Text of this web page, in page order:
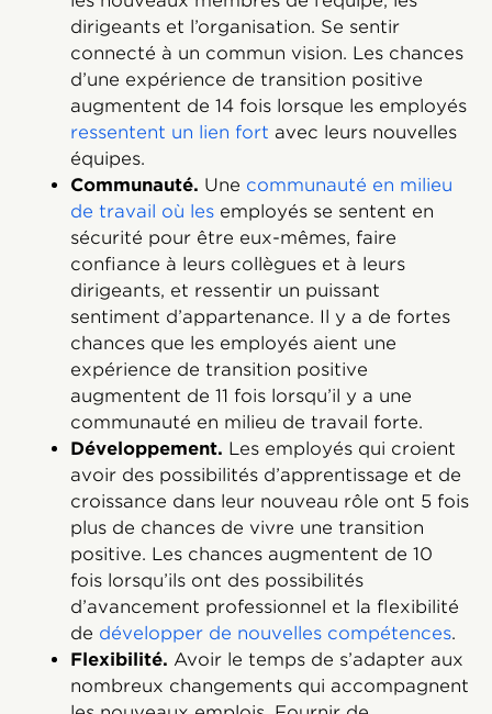
dirigeants et l’organisation. Se sentir
connecté à un commun vision. Les chances
d’une expérience de transition positive
augmentent de 14 fois lorsque les employés
ressentent un lien fort avec leurs nouvelles
équipes.
Communauté. Une communauté en milieu
de travail où les employés se sentent en
sécurité pour être eux-mêmes, faire
confiance à leurs collègues et à leurs
dirigeants, et ressentir un puissant
sentiment d’appartenance. Il y a de fortes
chances que les employés aient une
expérience de transition positive
augmentent de 11 fois lorsqu’il y a une
communauté en milieu de travail forte.
Développement. Les employés qui croient
avoir des possibilités d’apprentissage et de
croissance dans leur nouveau rôle ont 5 fois
plus de chances de vivre une transition
positive. Les chances augmentent de 10
fois lorsqu’ils ont des possibilités
d’avancement professionnel et la flexibilité
de développer de nouvelles compétences.
Flexibilité. Avoir le temps de s’adapter aux
nombreux changements qui accompagnent